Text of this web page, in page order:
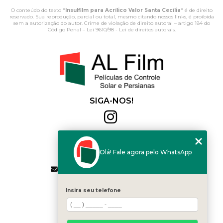
O conteúdo do texto " Insulfilm para Acrílico Valor Santa Cecília" é de direito
reservado. Sua reprodução, parcial ou total, mesmo citando nossos links, é proibida
sem a autorização do autor. Crime de violação de direito autoral – artigo 184 do
Código Penal – Lei 9610/98 - Lei de direitos autorais.
SIGA-NOS!
(11) 2564-4684
(11) 94168-2041
contato.vendas@alfilm.com.br
MENU
HOME
QUEM SOMOS
SERVIÇOS
Olá! Fale agora pelo WhatsApp
Insira seu telefone